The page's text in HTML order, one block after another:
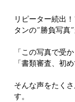
リピーター続出
タンの“勝負写真
「この写真で受
「書類審査、初
そんな声をたく
す。